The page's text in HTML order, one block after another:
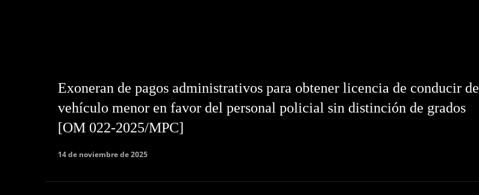
Exoneran de pagos administrativos para obtener licencia de conducir de
vehículo menor en favor del personal policial sin distinción de grados
[OM 022-2025/MPC]
14 de noviembre de 2025